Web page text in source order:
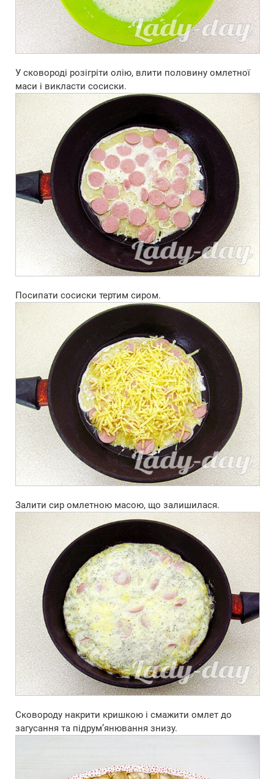
У сковороді розігріти олію, влити половину омлетної
маси і викласти сосиски.
Посипати сосиски тертим сиром.
Залити сир омлетною масою, що залишилася.
Сковороду накрити кришкою і смажити омлет до
загусання та підрум’янювання знизу.